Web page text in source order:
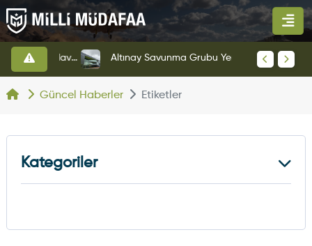
Güncel Haberler Etiketler
Kategoriler